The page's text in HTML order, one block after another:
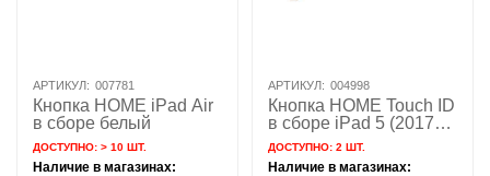
АРТИКУЛ: 007781
Кнопка HOME iPad Air
в сборе белый
ДОСТУПНО:> 10 ШТ.
Наличие в магазинах:
АРТИКУЛ: 004998
Кнопка HOME Touch ID
в сборе iPad 5 (2017) /
iPad 6 (2018) черный /
821-01017
ДОСТУПНО:2 ШТ.
Наличие в магазинах: